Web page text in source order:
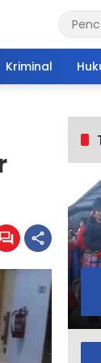
Kriminal